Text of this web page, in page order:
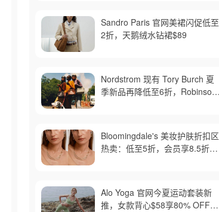
Sandro Paris 官网美裙闪促低至
2折，天鹅绒水钻裙$89
Nordstrom 现有 Tory Burch 夏
季新品再降低至6折，Robinson
Bloomingdale's 美妆护肤折扣区
热卖：低至5折，会员享8.5折，
Alo Yoga 官网今夏运动套装新
推，女款背心$58享80% OFF，